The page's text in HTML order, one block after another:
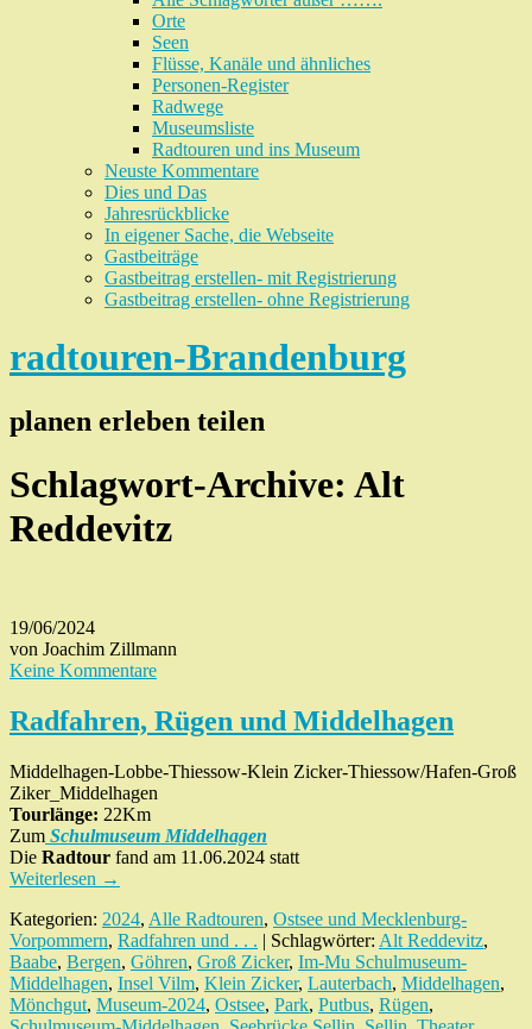
Orte
Seen
Flüsse, Kanäle und ähnliches
Personen-Register
Radwege
Museumsliste
Radtouren und ins Museum
Neuste Kommentare
Dies und Das
Jahresrückblicke
In eigener Sache, die Webseite
Gastbeiträge
Gastbeitrag erstellen- mit Registrierung
Gastbeitrag erstellen- ohne Registrierung
radtouren-Brandenburg
planen erleben teilen
Schlagwort-Archive: Alt
Reddevitz
19/06/2024
von Joachim Zillmann
Keine Kommentare
Radfahren, Rügen und Middelhagen
Middelhagen-Lobbe-Thiessow-Klein Zicker-Thiessow/Hafen-Groß
Ziker_Middelhagen
Tourlänge: 22Km
Zum Schulmuseum Middelhagen
Die Radtour fand am 11.06.2024 statt
Weiterlesen →
Kategorien: 2024, Alle Radtouren, Ostsee und Mecklenburg-
Vorpommern, Radfahren und . . . | Schlagwörter: Alt Reddevitz,
Baabe, Bergen, Göhren, Groß Zicker, Im-Mu Schulmuseum-
Middelhagen, Insel Vilm, Klein Zicker, Lauterbach, Middelhagen,
Mönchgut, Museum-2024, Ostsee, Park, Putbus, Rügen,